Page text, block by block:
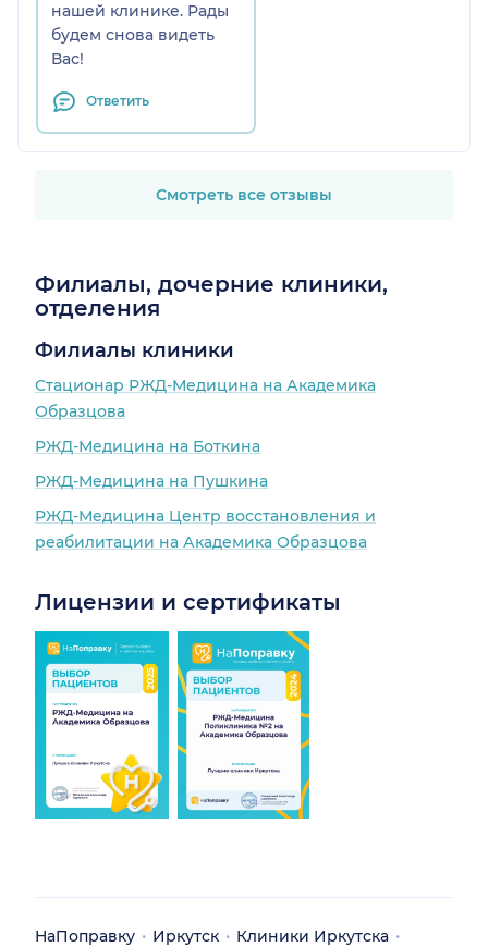
нашей клинике. Рады
будем снова видеть
Вас!
Ответить
Смотреть все отзывы
Филиалы, дочерние клиники,
отделения
Филиалы клиники
Стационар РЖД-Медицина на Академика
Образцова
РЖД-Медицина на Боткина
РЖД-Медицина на Пушкина
РЖД-Медицина Центр восстановления и
реабилитации на Академика Образцова
Лицензии и сертификаты
НаПоправку Иркутск
Клиники Иркутска